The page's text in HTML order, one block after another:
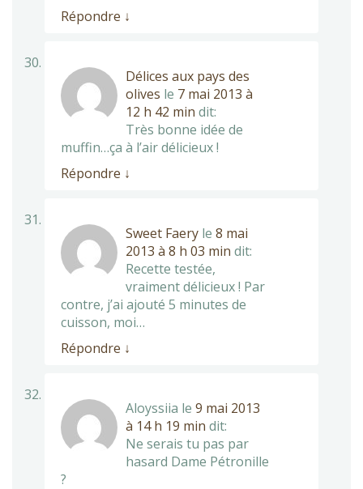
Répondre ↓
Délices aux pays des
olives le 7 mai 2013 à
12 h 42 min dit:
Très bonne idée de
muffin…ça à l’air délicieux !
Répondre ↓
Sweet Faery le 8 mai
2013 à 8 h 03 min dit:
Recette testée,
vraiment délicieux ! Par
contre, j’ai ajouté 5 minutes de
cuisson, moi…
Répondre ↓
Aloyssiia le 9 mai 2013
à 14 h 19 min dit:
Ne serais tu pas par
hasard Dame Pétronille
?